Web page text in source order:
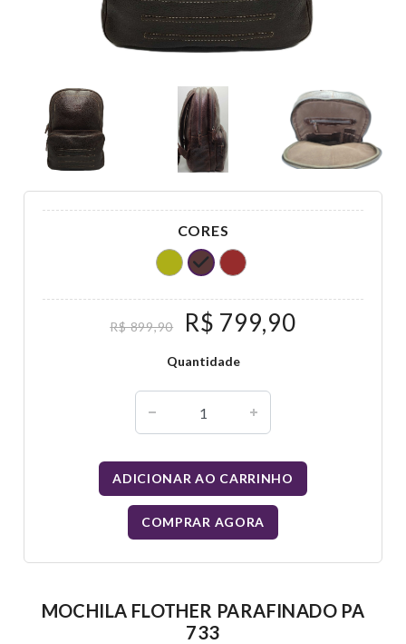
CORES
R$ 899,90 R$ 799,90
Quantidade
ADICIONAR AO CARRINHO
COMPRAR AGORA
MOCHILA FLOTHER PARAFINADO PA
733